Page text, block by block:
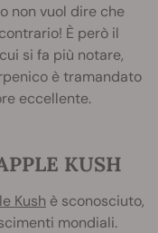
non vuol dire che
È però il
si fa più notare,
è tramandato
eccellente.
KUSH
Kush è sconosciuto,
mondiali.